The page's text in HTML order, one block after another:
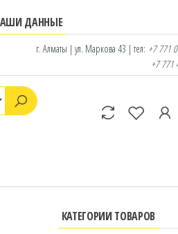
ДАННЫЕ
г. Алматы | ул. Маркова 43 | тел: +7 771
+7 771
КАТЕГОРИИ ТОВАРОВ